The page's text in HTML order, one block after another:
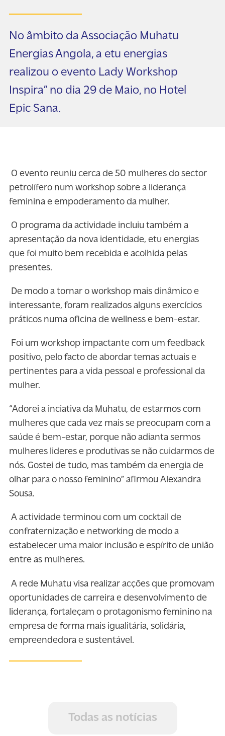
No âmbito da Associação Muhatu
Energias Angola, a etu energias
realizou o evento Lady Workshop
Inspira” no dia 29 de Maio, no Hotel
Epic Sana.
O evento reuniu cerca de 50 mulheres do sector
petrolífero num workshop sobre a liderança
feminina e empoderamento da mulher.
O programa da actividade incluiu também a
apresentação da nova identidade, etu energias
que foi muito bem recebida e acolhida pelas
presentes.
De modo a tornar o workshop mais dinâmico e
interessante, foram realizados alguns exercícios
práticos numa oficina de wellness e bem-estar.
Foi um workshop impactante com um feedback
positivo, pelo facto de abordar temas actuais e
pertinentes para a vida pessoal e professional da
mulher.
“Adorei a inciativa da Muhatu, de estarmos com
mulheres que cada vez mais se preocupam com a
saúde é bem-estar, porque não adianta sermos
mulheres lideres e produtivas se não cuidarmos de
nós. Gostei de tudo, mas também da energia de
olhar para o nosso feminino” afirmou Alexandra
Sousa.
A actividade terminou com um cocktail de
confraternização e networking de modo a
estabelecer uma maior inclusão e espírito de união
entre as mulheres.
A rede Muhatu visa realizar acções que promovam
oportunidades de carreira e desenvolvimento de
liderança, fortaleçam o protagonismo feminino na
empresa de forma mais igualitária, solidária,
empreendedora e sustentável.
Todas as notícias